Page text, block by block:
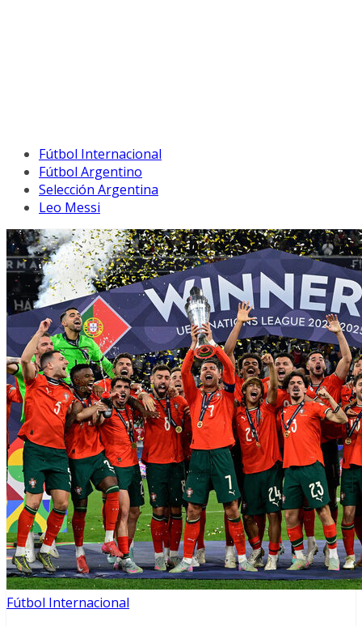
Fútbol Internacional
Fútbol Argentino
Selección Argentina
Leo Messi
Fútbol Internacional